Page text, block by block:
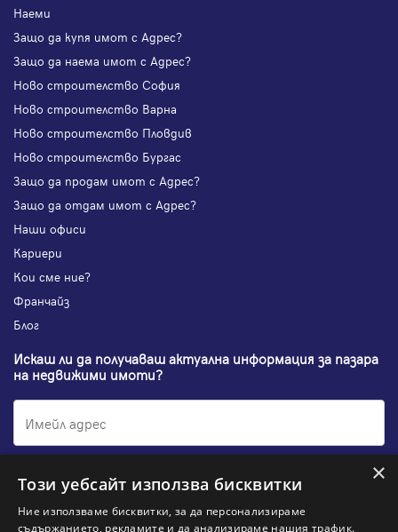
Наеми
Защо да купя имот с Адрес?
Защо да наема имот с Адрес?
Ново строителство София
Ново строителство Варна
Ново строителство Пловдив
Ново строителство Бургас
Защо да продам имот с Адрес?
Защо да отдам имот с Адрес?
Наши офиси
Кариери
Кои сме ние?
Франчайз
Блог
Искаш ли да получаваш актуална информация за пазара
на недвижими имоти?
Абонирам се ×
Този уебсайт използва бисквитки
Ние използваме бисквитки, за да персонализираме
съдържанието, рекламите и да анализираме нашия трафик.